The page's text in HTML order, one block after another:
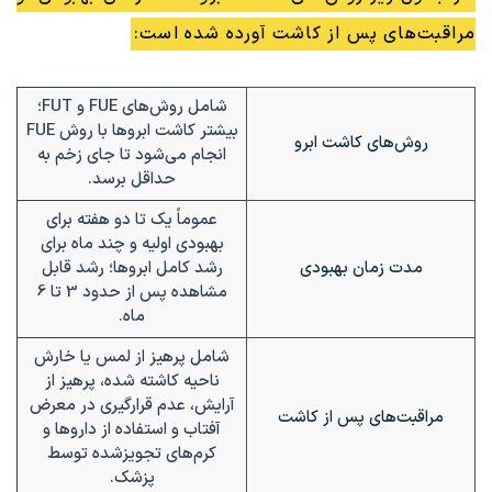
مراقبت‌های پس از کاشت آورده شده است:
روش‌های کاشت ابرو
شامل روش‌های FUE و FUT؛
بیشتر کاشت ابروها با روش FUE
انجام می‌شود تا جای زخم به
حداقل برسد.
مدت زمان بهبودی
عموماً یک تا دو هفته برای
بهبودی اولیه و چند ماه برای
رشد کامل ابروها؛ رشد قابل
مشاهده پس از حدود 3 تا 6
ماه.
مراقبت‌های پس از کاشت
شامل پرهیز از لمس یا خارش
ناحیه کاشته شده، پرهیز از
آرایش، عدم قرارگیری در معرض
آفتاب و استفاده از داروها و
کرم‌های تجویزشده توسط
پزشک.